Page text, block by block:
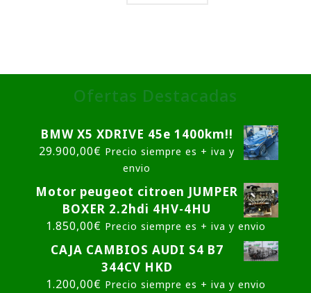
Ofertas Destacadas
BMW X5 XDRIVE 45e 1400km!!
29.900,00€ Precio siempre es + iva y
envio
Motor peugeot citroen JUMPER
BOXER 2.2hdi 4HV-4HU
1.850,00€ Precio siempre es + iva y envio
CAJA CAMBIOS AUDI S4 B7
344CV HKD
1.200,00€ Precio siempre es + iva y envio